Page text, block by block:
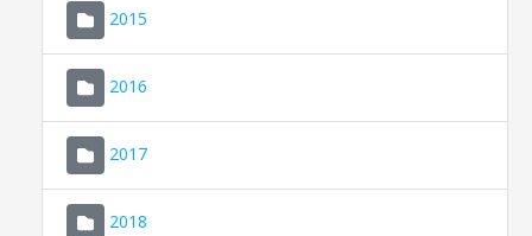
2015
2016
2017
2018